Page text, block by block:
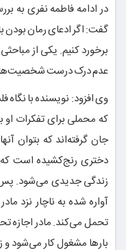
در ادامه فاطمه نفری
گفت: اگر ادعای رمان بودن
برخورد کنیم. یکی از
عدم درک درست شخصیت‌ها
وی افزود: نویسنده با
که محملی برای تفکرات او
جان گرفته‌اند که بتوان
دختری رنج‌کشیده است که
زندگی جدیدی می‌شود. پس
آواره شده به ناچار نزد
تحمل می‌کند. مادر اجازه
بارها مشغول کار می‌شود و